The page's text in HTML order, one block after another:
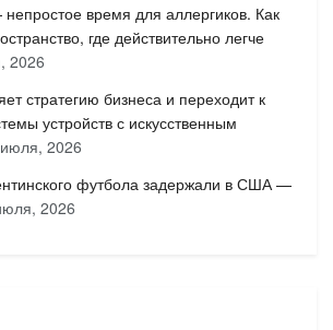
время для аллергиков. Как
где действительно легче
2026
стратегию бизнеса и переходит к
устройств с искусственным
2026
футбола задержали в США —
2026